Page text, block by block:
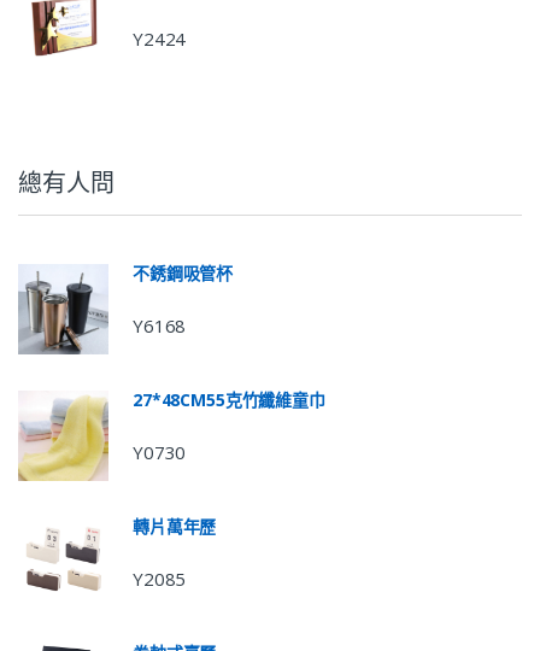
Y2424
總有人問
不銹鋼吸管杯
Y6168
27*48CM55克竹纖維童巾
Y0730
轉片萬年歷
Y2085